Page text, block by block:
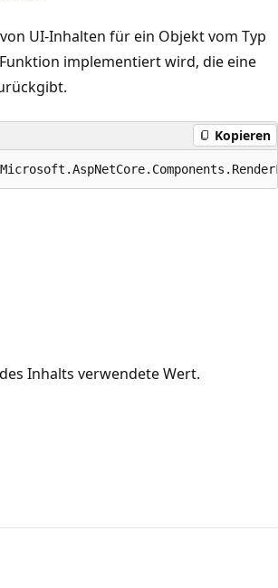
UI-Inhalten für ein Objekt vom Typ
implementiert wird, die eine
Kopieren
Inhalts verwendete Wert.